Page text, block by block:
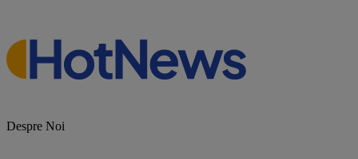
Despre Noi